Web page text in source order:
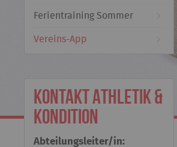
Ferientraining Sommer
Vereins-App
Kontakt Athletik &
Kondition
Abteilungsleiter/in: